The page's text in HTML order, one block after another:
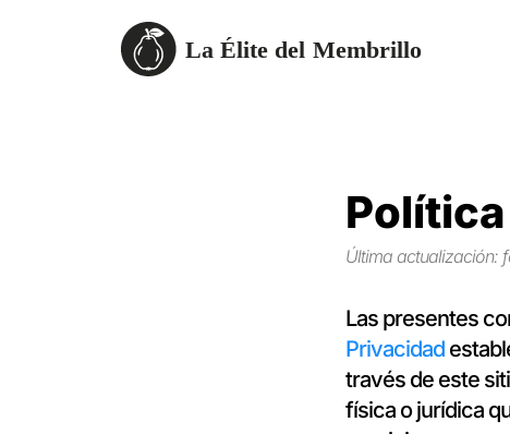
Última actualización:
Las presentes
Privacidad
través de este
física o jurídica